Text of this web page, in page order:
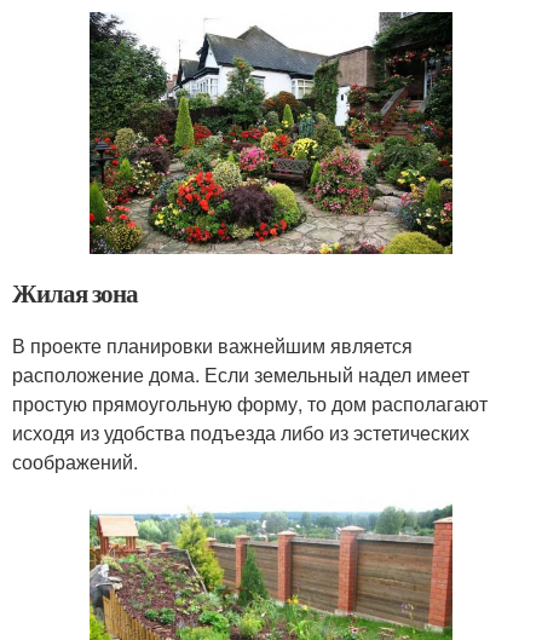
Жилая зона
В проекте планировки важнейшим является
расположение дома. Если земельный надел имеет
простую прямоугольную форму, то дом располагают
исходя из удобства подъезда либо из эстетических
соображений.